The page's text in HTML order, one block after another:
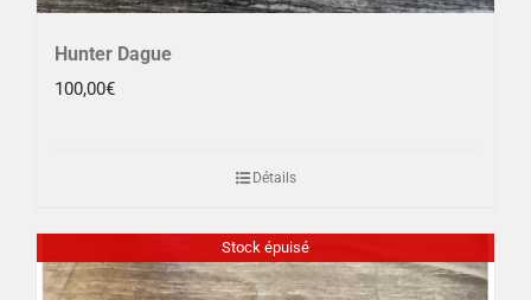
Hunter Dague
100,00€
Détails
Stock épuisé